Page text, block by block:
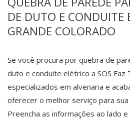
DE DUTO E CONDUITE
GRANDE COLORADO
Se você procura por quebra de
duto e conduite elétrico a SOS
especializados em alvenaria e
oferecer o melhor serviço para
Preencha as informações ao lado